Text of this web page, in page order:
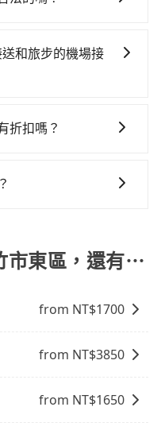
負擔30元車資，而且
上，現在還不馬上來
且無人租車最令人詬
有上一組乘客遺留的
或者要還車時卻偏偏
限制，實際可停靠的
，並非市面上違法的白
和培訓，確保乘客的
和旅步的機場接
及優於業界的取消政
折扣嗎？
優惠」選項，系統會在
白天、剛好是上下班
再額外多加半小時的
市東區，還有⋯
from NT$1700
from NT$3850
from NT$1650